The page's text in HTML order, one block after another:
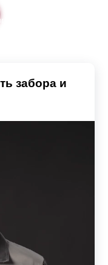
дерево или
следующие
и жалюзи
и
забора и